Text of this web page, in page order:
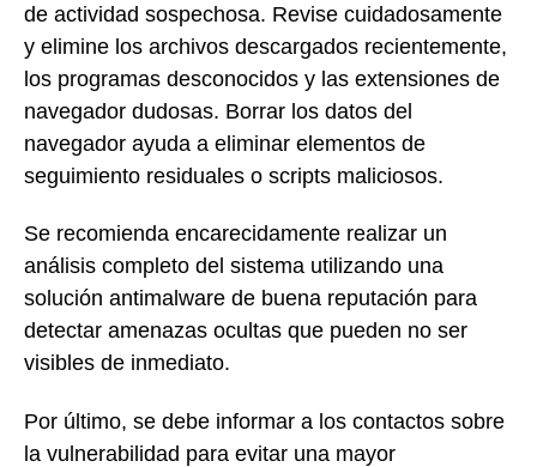
de actividad sospechosa. Revise cuidadosamente
y elimine los archivos descargados recientemente,
los programas desconocidos y las extensiones de
navegador dudosas. Borrar los datos del
navegador ayuda a eliminar elementos de
seguimiento residuales o scripts maliciosos.
Se recomienda encarecidamente realizar un
análisis completo del sistema utilizando una
solución antimalware de buena reputación para
detectar amenazas ocultas que pueden no ser
visibles de inmediato.
Por último, se debe informar a los contactos sobre
la vulnerabilidad para evitar una mayor